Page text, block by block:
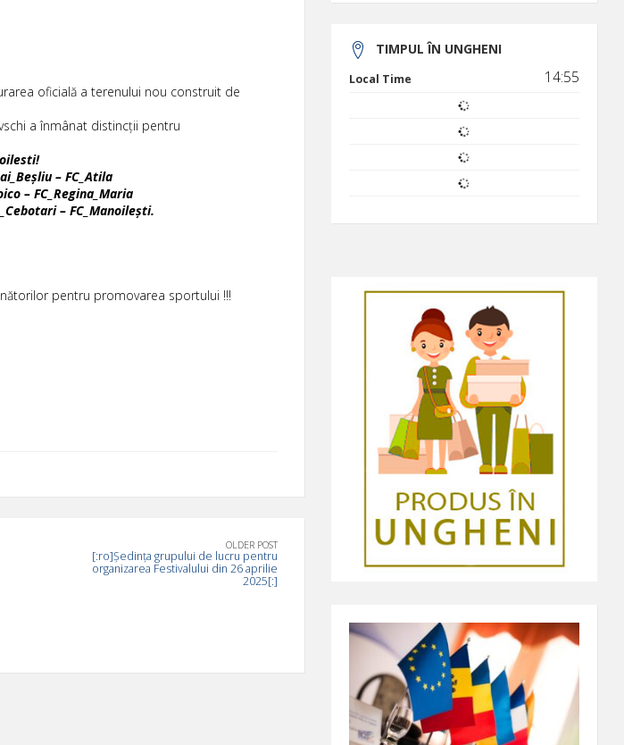
oficială a terenului nou construit de
a înmânat distincții pentru
– FC_Atila
– FC_Regina_Maria
– FC_Manoilești.
pentru promovarea sportului !!!
OLDER POST
[:ro]Ședința grupului de lucru pentru
organizarea Festivalului din 26 aprilie
2025[:]
TIMPUL ÎN UNGHENI
Local Time 14:55